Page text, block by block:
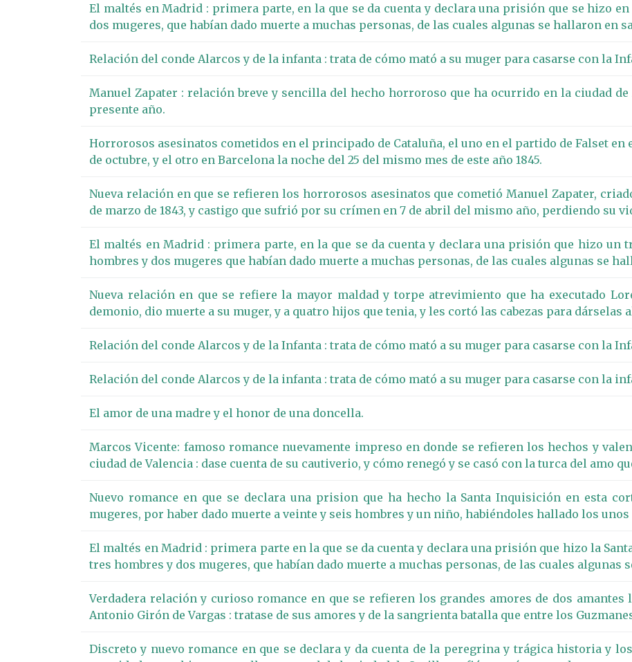
El maltés en Madrid : primera parte, en la que se da cuenta y declara una prisión que se hizo
dos mugeres, que habían dado muerte a muchas personas, de las cuales algunas se hallaron en
Relación del conde Alarcos y de la infanta : trata de cómo mató a su muger para casarse con la
Manuel Zapater : relación breve y sencilla del hecho horroroso que ha ocurrido en la ciudad de
presente año.
Horrorosos asesinatos cometidos en el principado de Cataluña, el uno en el partido de Falset en
de octubre, y el otro en Barcelona la noche del 25 del mismo mes de este año 1845.
Nueva relación en que se refieren los horrorosos asesinatos que cometió Manuel Zapater, criado
de marzo de 1843, y castigo que sufrió por su crímen en 7 de abril del mismo año, perdiendo su
El maltés en Madrid : primera parte, en la que se da cuenta y declara una prisión que hizo un
hombres y dos mugeres que habían dado muerte a muchas personas, de las cuales algunas se
Nueva relación en que se refiere la mayor maldad y torpe atrevimiento que ha executado
demonio, dio muerte a su muger, y a quatro hijos que tenia, y les cortó las cabezas para dárselas
Relación del conde Alarcos y de la Infanta : trata de cómo mató a su muger para casarse con la
Relación del conde Alarcos y de la infanta : trata de cómo mató a su muger para casarse con la
El amor de una madre y el honor de una doncella.
Marcos Vicente: famoso romance nuevamente impreso en donde se refieren los hechos y
ciudad de Valencia : dase cuenta de su cautiverio, y cómo renegó y se casó con la turca del amo
Nuevo romance en que se declara una prision que ha hecho la Santa Inquisición en esta
mugeres, por haber dado muerte a veinte y seis hombres y un niño, habiéndoles hallado los
El maltés en Madrid : primera parte en la que se da cuenta y declara una prisión que hizo la
tres hombres y dos mugeres, que habían dado muerte a muchas personas, de las cuales algunas
Verdadera relación y curioso romance en que se refieren los grandes amores de dos amantes
Antonio Girón de Vargas : tratase de sus amores y de la sangrienta batalla que entre los
Discreto y nuevo romance en que se declara y da cuenta de la peregrina y trágica historia y